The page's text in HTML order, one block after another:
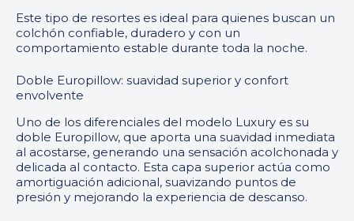
Este tipo de resortes es ideal para quienes buscan un
colchón confiable, duradero y con un
comportamiento estable durante toda la noche.
Doble Europillow: suavidad superior y confort
envolvente
Uno de los diferenciales del modelo Luxury es su
doble Europillow, que aporta una suavidad inmediata
al acostarse, generando una sensación acolchonada y
delicada al contacto. Esta capa superior actúa como
amortiguación adicional, suavizando puntos de
presión y mejorando la experiencia de descanso.